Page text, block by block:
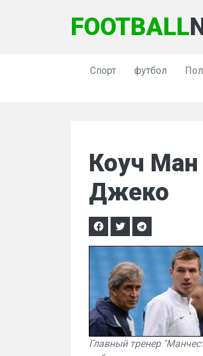
FOOTBALL
Спорт футбол
Коуч Ман
Джеко
Главный тренер